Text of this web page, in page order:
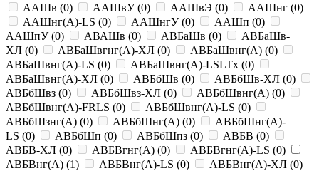
ААШв (0) ААШвУ(0) ААШвЭ (0) ААШнг (0)
ААШнг(A)-LS (0) ААШнгУ(0) ААШп (0)
ААШпУ(0) АВАШв (0) АВБаШв (0)
АВБаШв-
ХЛ (0) АВБаШвгнг(A)-ХЛ (0) АВБаШвнг(A) (0)
АВБаШвнг(A)-LS (0) АВБаШвнг(A)-LSLTx (0)
АВБаШвнг(A)-ХЛ (0) АВБбШв (0) АВБбШв-ХЛ (0)
АВБбШвз (0) АВБбШвз-ХЛ (0) АВБбШвнг(A) (0)
АВБбШвнг(A)-FRLS (0) АВБбШвнг(A)-LS (0)
АВБбШзнг(A) (0) АВБбШнг(A) (0)
АВБбШнг(A)-
LS (0) АВБбШп (0) АВБбШпз (0) АВБВ (0)
АВБВ-ХЛ (0) АВБВгнг(A) (0) АВБВгнг(A)-LS (0)
АВБВнг(A) (1) АВБВнг(A)-LS (0) АВБВнг(A)-ХЛ (0)